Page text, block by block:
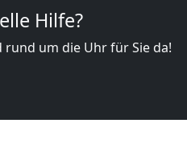
Hilfe?
rund um die Uhr für Sie da!